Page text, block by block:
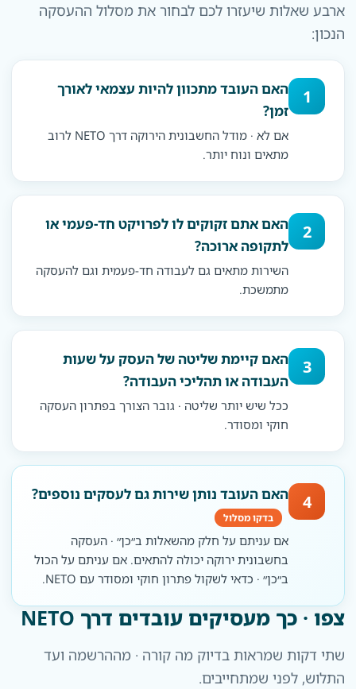
ארבע שאלות שיעזרו לכם לבחור את מסלול ההעסקה
הנכון:
1
האם העובד מתכוון להיות עצמאי לאורך
זמן?
אם לא · מודל החשבונית הירוקה דרך NETO לרוב
מתאים ונוח יותר.
2
האם אתם זקוקים לו לפרויקט חד-פעמי או
לתקופה ארוכה?
השירות מתאים גם לעבודה חד-פעמית וגם להעסקה
מתמשכת.
3
האם קיימת שליטה של העסק על שעות
העבודה או תהליכי העבודה?
ככל שיש יותר שליטה · גובר הצורך בפתרון העסקה
חוקי ומסודר.
4 האם העובד נותן שירות גם לעסקים נוספים?
בדקו מסלול
אם עניתם על חלק מהשאלות ב״כן״ · העסקה
בחשבונית ירוקה יכולה להתאים. אם עניתם על הכול
ב״כן״ · כדאי לשקול פתרון חוקי ומסודר עם NETO.
צפו · כך מעסיקים עובדים דרך NETO
שתי דקות שמראות בדיוק מה קורה · מההרשמה ועד
התלוש, לפני שמתחייבים.